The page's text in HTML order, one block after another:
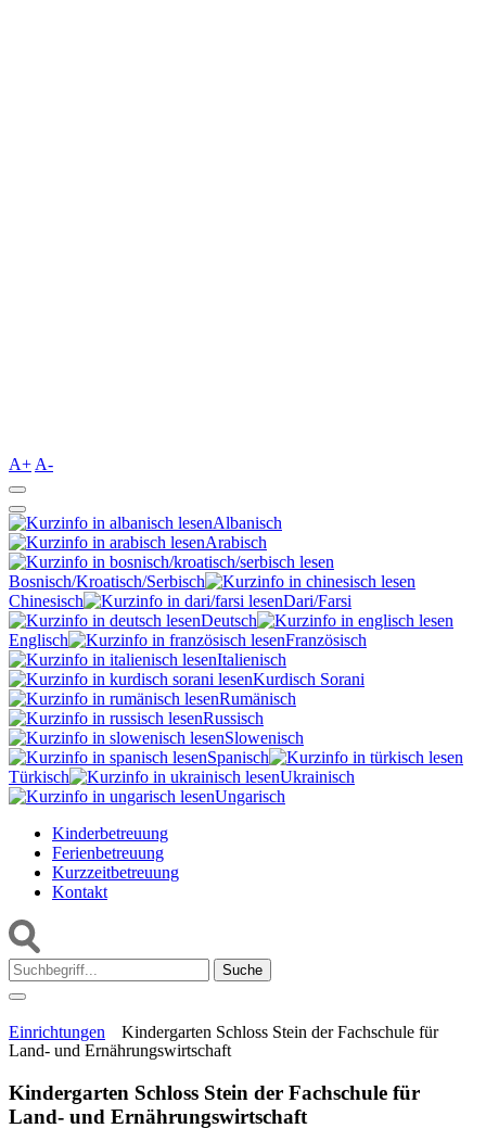
A+ A-
Albanisch
Arabisch
Bosnisch/Kroatisch/Serbisch
Chinesisch
Dari/Farsi
Deutsch
Englisch
Französisch
Italienisch
Kurdisch Sorani‎
Rumänisch
Russisch
Slowenisch
Spanisch
Türkisch
Ukrainisch
Ungarisch
Kinderbetreuung
Ferienbetreuung
Kurzzeitbetreuung
Kontakt
Suche:
Einrichtungen
Kindergarten Schloss Stein der Fachschule für
Land- und Ernährungswirtschaft
Kindergarten Schloss Stein der Fachschule für
Land- und Ernährungswirtschaft